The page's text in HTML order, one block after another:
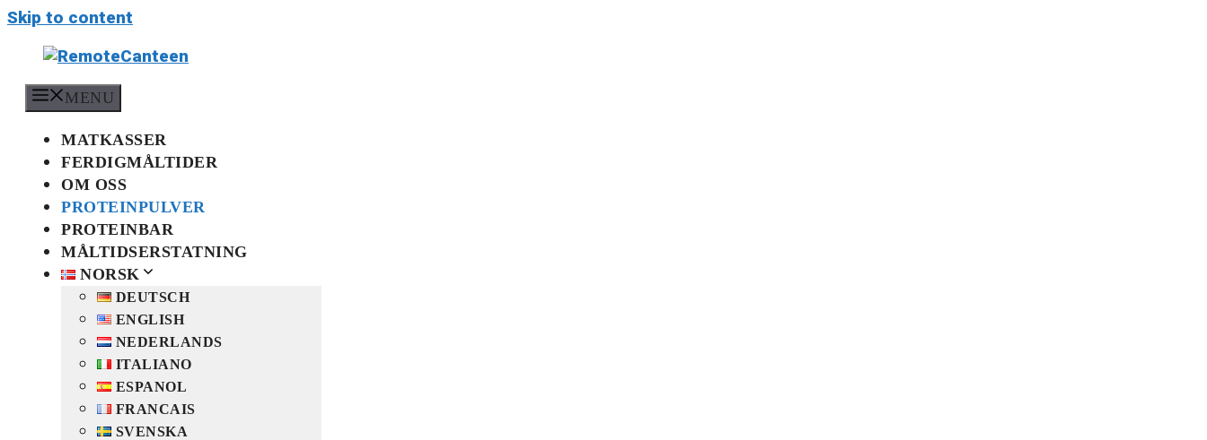
Skip to content
MENU
MATKASSER
FERDIGMÅLTIDER
OM OSS
PROTEINPULVER
PROTEINBAR
MÅLTIDSERSTATNING
NORSK
DEUTSCH
ENGLISH
NEDERLANDS
ITALIANO
ESPANOL
FRANCAIS
SVENSKA